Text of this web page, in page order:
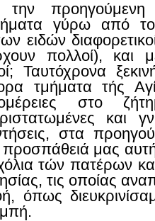
γύρω από
ειδών
πολλοί), και
Ταυτόχρονα
τμήματα τής
στο
και
στα
μας
τών πατέρων
τις οποίας
όπως